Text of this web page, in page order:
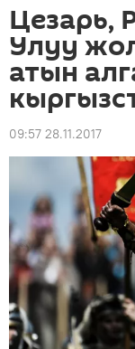
Цезарь,
Улуу
атын
09:57 28.11.2017